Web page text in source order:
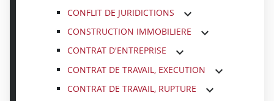
CONFLIT DE JURIDICTIONS
CONSTRUCTION IMMOBILIERE
CONTRAT D'ENTREPRISE
CONTRAT DE TRAVAIL, EXECUTION
CONTRAT DE TRAVAIL, RUPTURE